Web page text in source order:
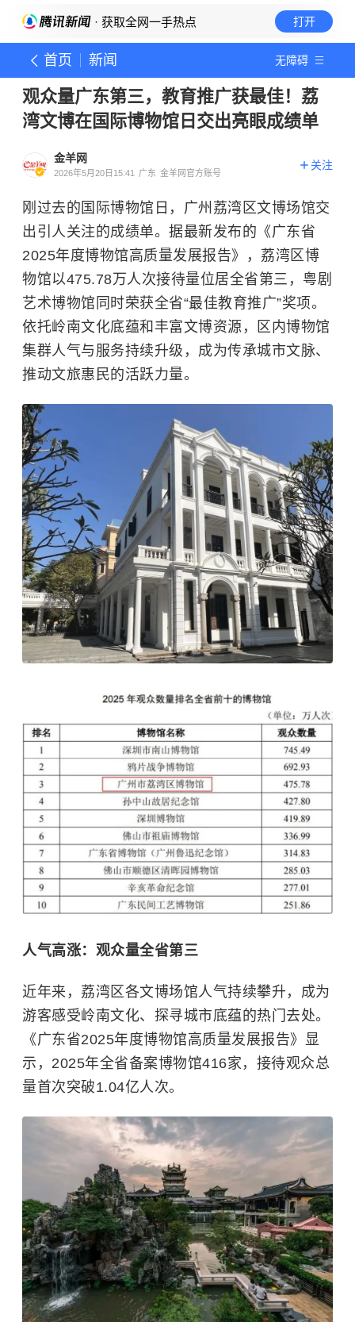
· 获取全网一手热点 打开
首页 新闻 无障碍
观众量广东第三，教育推广获最佳！荔
湾文博在国际博物馆日交出亮眼成绩单
金羊网
2026年5月20日15:41 广东 金羊网官方账号
关注
刚过去的国际博物馆日，广州荔湾区文博场馆交
出引人关注的成绩单。据最新发布的《广东省
2025年度博物馆高质量发展报告》，荔湾区博
物馆以475.78万人次接待量位居全省第三，粤剧
艺术博物馆同时荣获全省“最佳教育推广”奖项。
依托岭南文化底蕴和丰富文博资源，区内博物馆
集群人气与服务持续升级，成为传承城市文脉、
推动文旅惠民的活跃力量。
人气高涨：观众量全省第三
近年来，荔湾区各文博场馆人气持续攀升，成为
游客感受岭南文化、探寻城市底蕴的热门去处。
《广东省2025年度博物馆高质量发展报告》显
示，2025年全省备案博物馆416家，接待观众总
量首次突破1.04亿人次。